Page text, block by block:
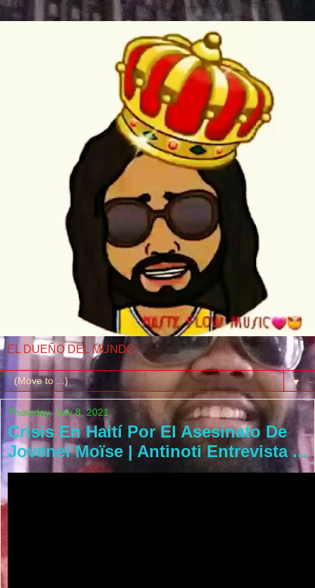
EL DUEÑO DEL MUNDO
▼
Thursday, July 8, 2021
Crisis En Haití Por El Asesinato De
Jovenel Moïse | Antinoti Entrevista ...